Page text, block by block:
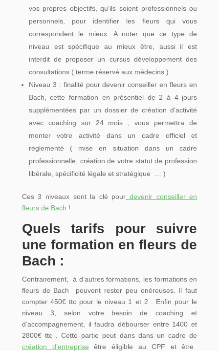
vos propres objectifs, qu’ils soient professionnels ou
personnels, pour identifier les fleurs qui vous
correspondent le mieux. A noter que ce type de
niveau est spécifique au mieux être, aussi il est
interdit de proposer un cursus développement des
consultations ( terme réservé aux médecins )
Niveau 3 : finalité pour devenir conseiller en fleurs en
Bach, cette formation en présentiel de 2 à 4 jours
supplémentées par un dossier de création d’activité
avec coaching sur 24 mois , vous permettra de
monter votre activité dans un cadre officiel et
réglementé ( mise en situation dans un cadre
professionnelle, création de votre statut de profession
libérale, spécificité légale et stratégique … )
Ces 3 niveaux sont la clé pour devenir conseiller en
fleurs de Bach !
Quels tarifs pour suivre
une formation en fleurs de
Bach :
Contrairement, à d’autres formations, les formations en
fleurs de Bach peuvent rester peu onéreuses. Il faut
compter 450€ ttc pour le niveau 1 et 2 . Enfin pour le
niveau 3, selon votre besoin de coaching et
d’accompagnement, il faudra débourser entre 1400 et
2800€ ttc . Cette partie peut dans dans un cadre de
création d’entreprise être éligible au CPF et être